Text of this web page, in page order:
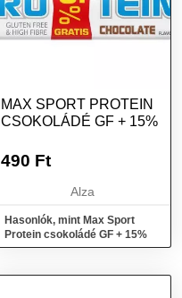
MAX SPORT PROTEIN
CSOKOLÁDÉ GF + 15%
490 Ft
Alza
Hasonlók, mint Max Sport
Protein csokoládé GF + 15%